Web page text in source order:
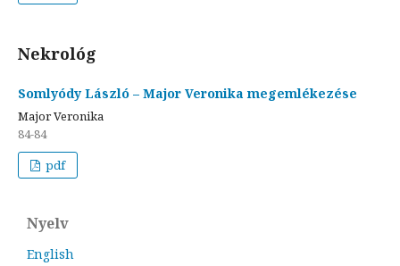
Nekrológ
Somlyódy László – Major Veronika megemlékezése
Major Veronika
84-84
pdf
Nyelv
English